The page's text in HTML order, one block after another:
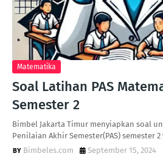
Matematika
Soal Latihan PAS
Semester 2
Bimbel Jakarta Timur menyiapkan soal
Penilaian Akhir Semester(PAS) semester
Bimbeles.com
September 15, 2024